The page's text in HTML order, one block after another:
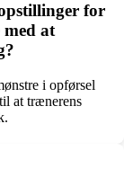
for
at
i opførsel
at trænerens